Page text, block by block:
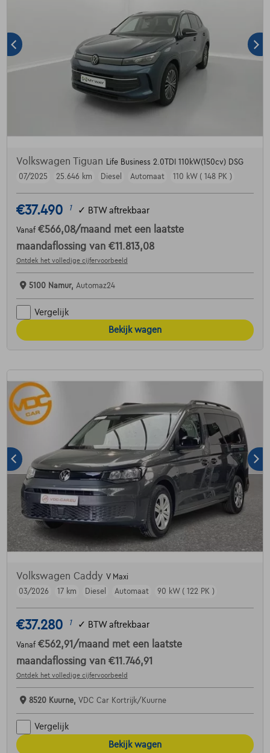
Volkswagen Tiguan Life Business 2.0TDI 110kW(150cv) DSG
07/2025
25.646 km Diesel Automaat 110 kW ( 148 PK )
€37.490 1 ✓ BTW aftrekbaar
Vanaf €566,08/maand met een laatste
maandaflossing van €11.813,08
Ontdek het volledige cijfervoorbeeld
5100 Namur, Automaz24
Vergelijk
Bekijk wagen
Volkswagen Caddy V Maxi
03/2026
17 km Diesel Automaat 90 kW ( 122 PK )
€37.280 1 ✓ BTW aftrekbaar
Vanaf €562,91 /maand met een laatste
maandaflossing van €11.746,91
Ontdek het volledige cijfervoorbeeld
8520 Kuurne, VDC Car Kortrijk/Kuurne
Vergelijk
Bekijk wagen